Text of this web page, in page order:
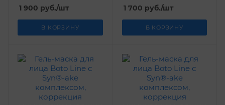
1 900 руб./шт
В КОРЗИНУ
1 700 руб./шт
В КОРЗИНУ